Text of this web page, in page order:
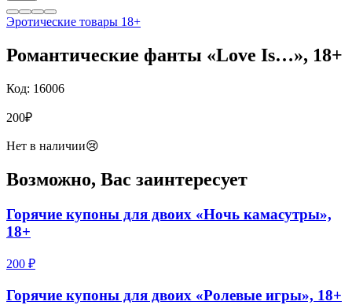
Эротические товары 18+
Романтические фанты «Love Is…», 18+
Код: 16006
200₽
Нет в наличии😢
Возможно, Вас заинтересует
Горячие купоны для двоих «Ночь камасутры»,
18+
200 ₽
Горячие купоны для двоих «Ролевые игры», 18+